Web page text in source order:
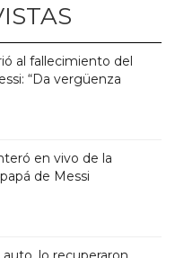
al fallecimiento del
“Da vergüenza
en vivo de la
de Messi